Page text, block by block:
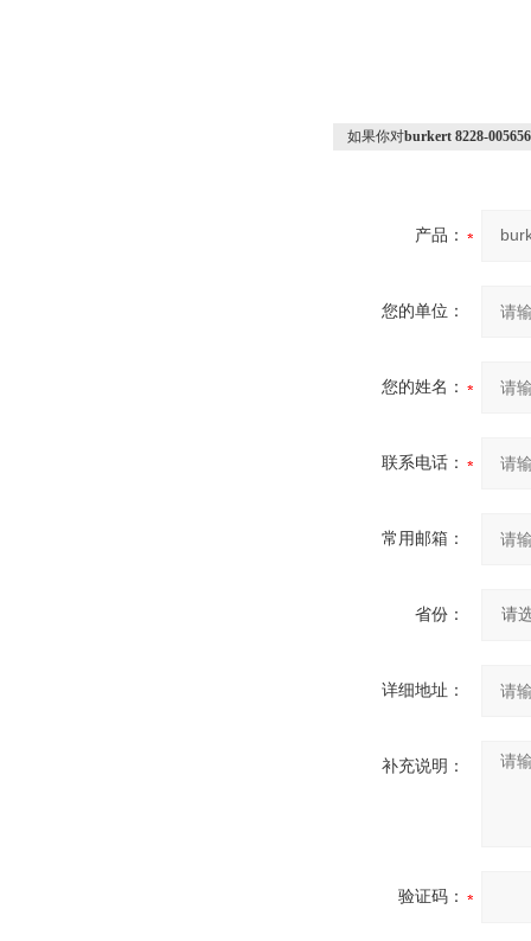
如果你对burkert 8228-
产品：
您的单位：
您的姓名：
联系电话：
常用邮箱：
省份：
详细地址：
补充说明：
验证码：